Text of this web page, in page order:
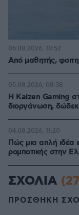
Από μαθητής,
06.08.2026, 10:52
H Kaizen Gaming
διοργάνωση,
05.08.2026, 08:38
Πώς μια απλή ιδέα
ρομποτικής στην
04.08.2026, 11:20
ΣΧΟΛΙΑ
ΠΡΟΣΘΗΚΗ